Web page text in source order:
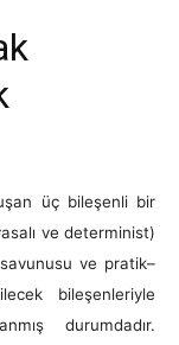
üç bileşenli bir
ve determinist)
ve pratik–
bileşenleriyle
durumdadır.